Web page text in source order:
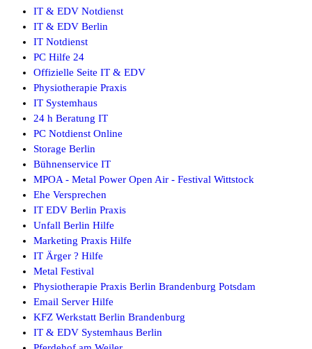
IT & EDV Notdienst
IT & EDV Berlin
IT Notdienst
PC Hilfe 24
Offizielle Seite IT & EDV
Physiotherapie Praxis
IT Systemhaus
24 h Beratung IT
PC Notdienst Online
Storage Berlin
Bühnenservice IT
MPOA - Metal Power Open Air - Festival Wittstock
Ehe Versprechen
IT EDV Berlin Praxis
Unfall Berlin Hilfe
Marketing Praxis Hilfe
IT Ärger ? Hilfe
Metal Festival
Physiotherapie Praxis Berlin Brandenburg Potsdam
Email Server Hilfe
KFZ Werkstatt Berlin Brandenburg
IT & EDV Systemhaus Berlin